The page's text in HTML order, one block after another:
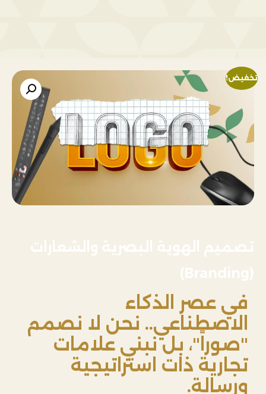
تخفيض!
تصميم الهوية البصرية والشعارات
(Branding)
في عصر الذكاء
الاصطناعي.. نحن لا نصمم
"صوراً"، بل نبني علامات
تجارية ذات استراتيجية
ورسالة.